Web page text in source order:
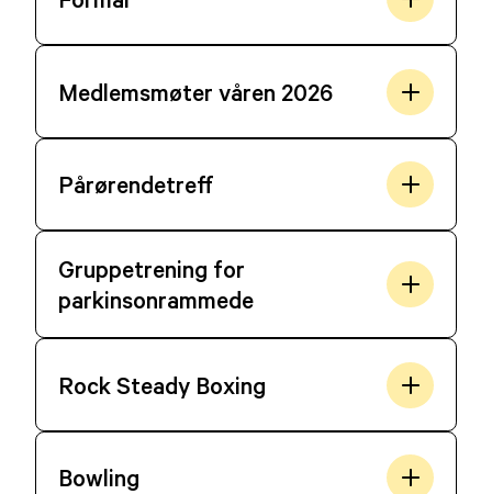
Medlemsmøter våren 2026
Pårørendetreff
Gruppetrening for
parkinsonrammede
Rock Steady Boxing
Bowling